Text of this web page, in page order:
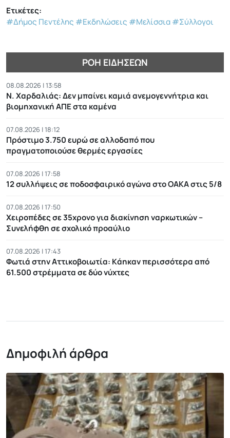
Ετικέτες:
#Δήμος Πεντέλης #Εκδηλώσεις #Μελίσσια#Σύλλογοι
ΡΟΉ ΕΙΔΉΣΕΩΝ
08.08.2026 | 13:58
Ν. Χαρδαλιάς: Δεν μπαίνει καμιά ανεμογεννήτρια και
βιομηχανική ΑΠΕ στα καμένα
07.08.2026 | 18:12
Πρόστιμο 3.750 ευρώ σε αλλοδαπό που
πραγματοποιούσε θερμές εργασίες
07.08.2026 | 17:58
12 συλλήψεις σε ποδοσφαιρικό αγώνα στο ΟΑΚΑ στις 5/8
07.08.2026 | 17:50
Χειροπέδες σε 35χρονο για διακίνηση ναρκωτικών –
Συνελήφθη σε σχολικό προαύλιο
07.08.2026 | 17:43
Φωτιά στην Αττικοβοιωτία: Kάηκαν περισσότερα από
61.500 στρέμματα σε δύο νύχτες
Δημοφιλή άρθρα